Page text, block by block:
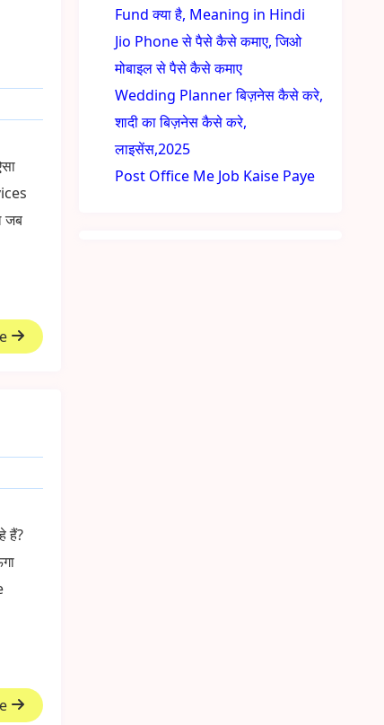
जब
हैं?
Fund क्या है, Meaning in Hindi
Jio Phone से पैसे कैसे कमाए, जिओ
मोबाइल से पैसे कैसे कमाए
Wedding Planner बिज़नेस कैसे करे,
शादी का बिज़नेस कैसे करे,
लाइसेंस,2025
Post Office Me Job Kaise Paye